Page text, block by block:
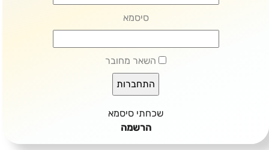
סיסמא
השאר מחובר
שכחתי סיסמא
הרשמה